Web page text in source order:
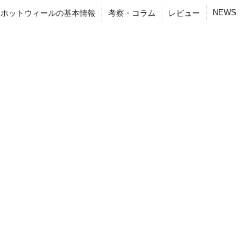
ホットウィールの基本情報 考察・コラム レビュー NEWS